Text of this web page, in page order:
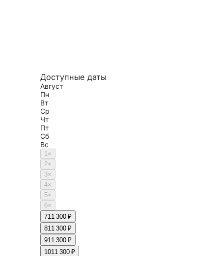
Доступные даты
Август
Пн
Вт
Ср
Чт
Пт
Сб
Вс
1×
2×
3×
4×
5×
6×
711 300 ₽
811 300 ₽
911 300 ₽
1011 300 ₽